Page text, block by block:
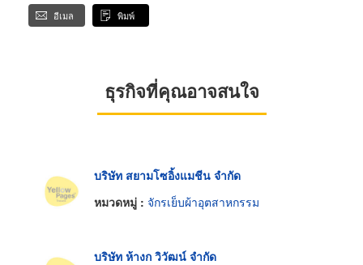
อีเมล พิมพ์
ธุรกิจที่คุณอาจสนใจ
บริษัท สยามโซอิ้งแมชีน จำกัด
หมวดหมู่ : จักรเย็บผ้าอุตสาหกรรม
บริษัท ห้างก วิวัฒน์ จำกัด